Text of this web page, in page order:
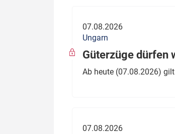
07.08.2026
Ungarn
Güterzüge dürfen
Ab heute (07.08.2026)
07.08.2026